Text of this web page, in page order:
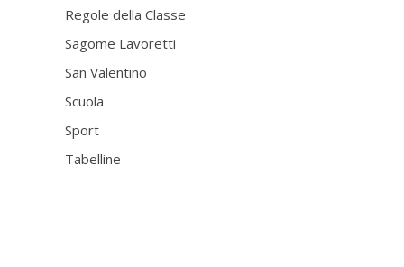
Regole della Classe
Sagome Lavoretti
San Valentino
Scuola
Sport
Tabelline